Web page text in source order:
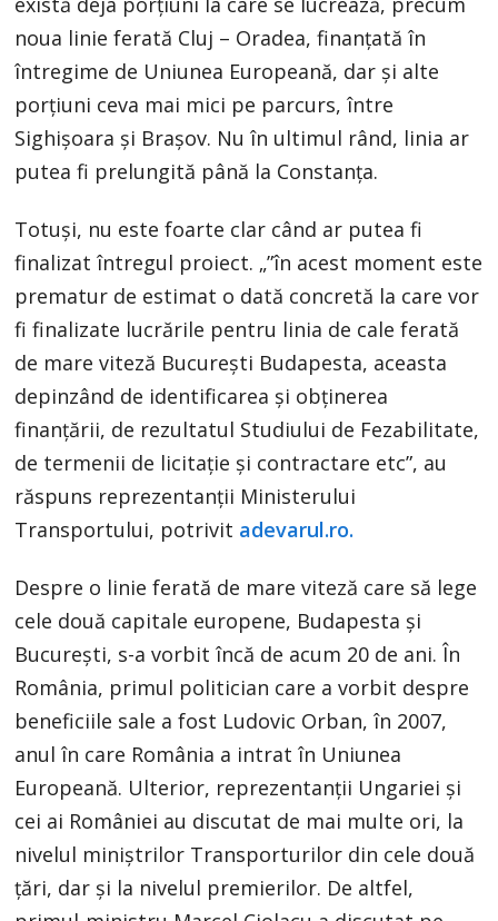
noua linie ferată Cluj – Oradea, finanțată în
întregime de Uniunea Europeană, dar și alte
porțiuni ceva mai mici pe parcurs, între
Sighișoara și Brașov. Nu în ultimul rând, linia ar
putea fi prelungită până la Constanța.
Totuși, nu este foarte clar când ar putea fi
finalizat întregul proiect. „”în acest moment este
prematur de estimat o dată concretă la care vor
fi finalizate lucrările pentru linia de cale ferată
de mare viteză Bucureşti Budapesta, aceasta
depinzând de identificarea şi obținerea
finanţării, de rezultatul Studiului de Fezabilitate,
de termenii de licitaţie şi contractare etc”, au
răspuns reprezentanții Ministerului
Transportului, potrivit adevarul.ro.
Despre o linie ferată de mare viteză care să lege
cele două capitale europene, Budapesta și
București, s-a vorbit încă de acum 20 de ani. În
România, primul politician care a vorbit despre
beneficiile sale a fost Ludovic Orban, în 2007,
anul în care România a intrat în Uniunea
Europeană. Ulterior, reprezentanții Ungariei și
cei ai României au discutat de mai multe ori, la
nivelul miniștrilor Transporturilor din cele două
țări, dar și la nivelul premierilor. De altfel,